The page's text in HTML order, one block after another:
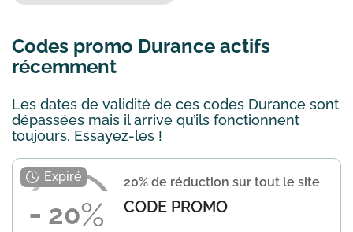
Codes promo Durance actifs
récemment
Les dates de validité de ces codes Durance sont
dépassées mais il arrive qu’ils fonctionnent
toujours. Essayez-les !
20
20% de réduction sur tout le site
CODE PROMO